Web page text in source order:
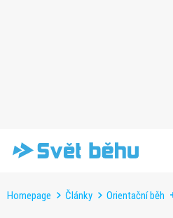
Homepage Články Orientační běh